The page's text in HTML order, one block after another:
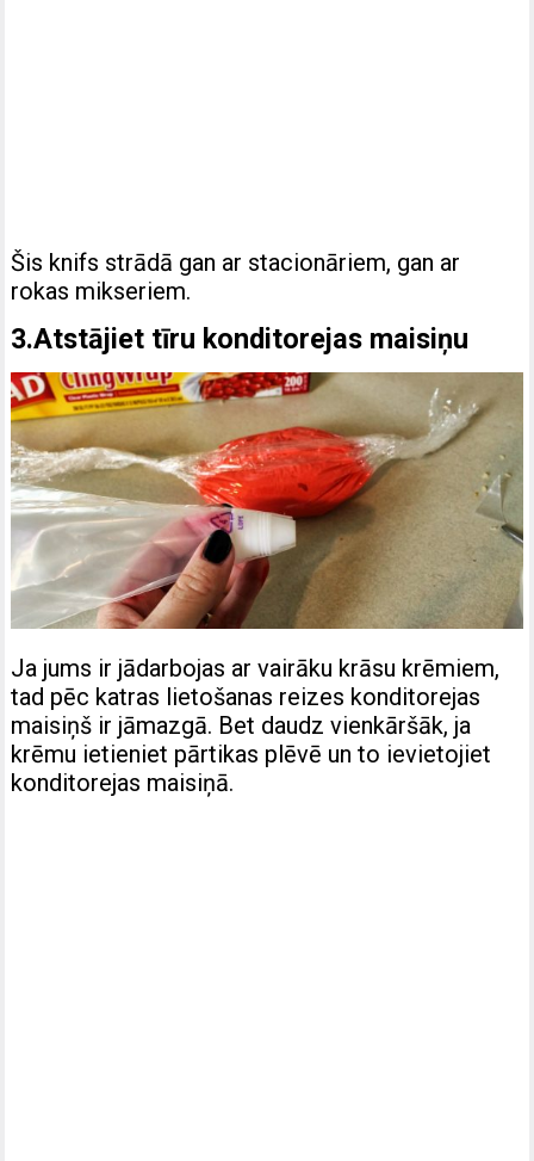
Šis knifs strādā gan ar stacionāriem, gan ar
rokas mikseriem.
3.Atstājiet tīru konditorejas maisiņu
Ja jums ir jādarbojas ar vairāku krāsu krēmiem,
tad pēc katras lietošanas reizes konditorejas
maisiņš ir jāmazgā. Bet daudz vienkāršāk, ja
krēmu ietieniet pārtikas plēvē un to ievietojiet
konditorejas maisiņā.